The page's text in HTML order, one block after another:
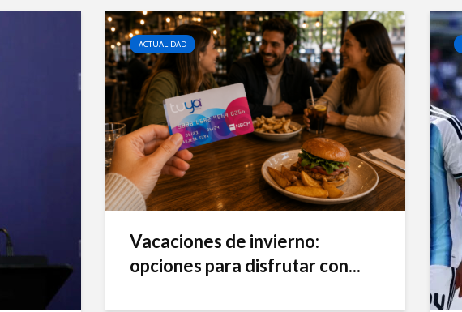
ACTUALIDAD
Vacaciones de invierno:
opciones para disfrutar con...